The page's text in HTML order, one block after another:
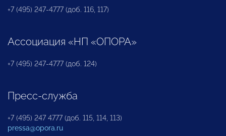
+7 (495) 247-4777 (доб. 116, 117)
Ассоциация «НП «ОПОРА»
+7 (495) 247-4777 (доб. 124)
Пресс-служба
+7 (495) 247 4777 (доб. 115, 114, 113)
pressa@opora.ru